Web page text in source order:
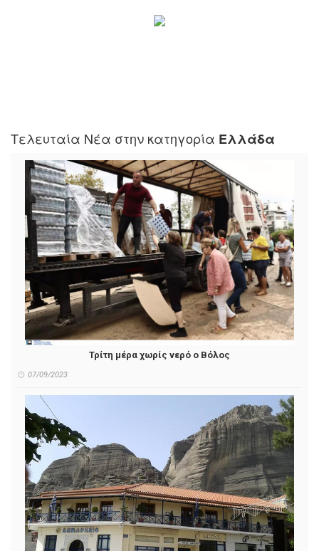
Τελευταία Νέα στην κατηγορία Ελλάδα
Τρίτη μέρα χωρίς νερό ο Βόλος
07/09/2023